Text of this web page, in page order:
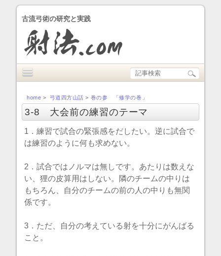
古流弓術の研究と実践
home > 弓道四方山話 > 巻の参 「修学の巻」
3-8 大会前の練習のテーマ
1．練習で試合の緊張感をだしたい。逆に試合で
は練習のように何も求めない。
2．試合ではノルマは無しです。あたりは数えな
い、狸の皮算用はしない。隣のチームの中りは
もちろん、自分のチームの前の人の中りも無関
係です。
3．ただ、自分の考えている射を十分にがんばる
こと。